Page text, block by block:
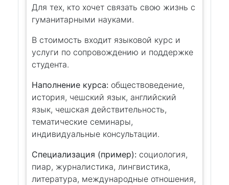
Для тех, кто хочет связать свою жизнь с
гуманитарными науками.
В стоимость входит языковой курс и
услуги по сопровождению и поддержке
студента.
Наполнение курса: обществоведение,
история, чешский язык, английский
язык, чешская действительность,
тематические семинары,
индивидуальные консультации.
Специализация (пример): социология,
пиар, журналистика, лингвистика,
литература, международные отношения,